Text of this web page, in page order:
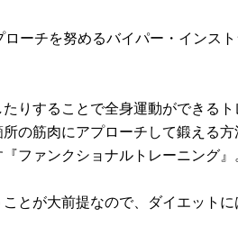
ーチを努めるバイパー・インス
りすることで全身運動ができるト
の筋肉にアプローチして鍛える
ファンクショナルトレーニング
とが大前提なので、ダイエット